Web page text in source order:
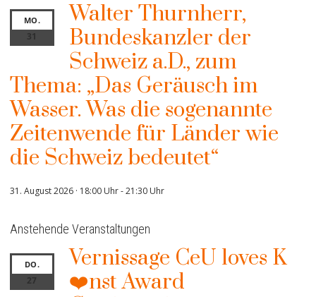
MO.
31
Walter Thurnherr,
Bundeskanzler der
Schweiz a.D., zum
Thema: „Das Geräusch im
Wasser. Was die sogenannte
Zeitenwende für Länder wie
die Schweiz bedeutet“
31. August 2026 · 18:00 Uhr-21:30 Uhr
Anstehende Veranstaltungen
DO.
27
Vernissage CeU loves K
❤️nst Award